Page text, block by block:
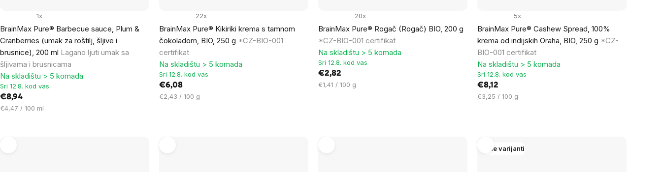
BrainMax Pure® Barbecue sauce, Plum &
Cranberries (umak za roštilj, šljive i
brusnice), 200 ml Lagano ljuti umak sa
šljivama i brusnicama
1x
Na skladištu > 5 komada
Sri 12.8. kod vas
€8,94
Cijena
€4,47 / 100 ml
BrainMax Pure® Kikiriki krema s tamnom
čokoladom, BIO, 250 g *CZ-BIO-001
certifikat
22x
Na skladištu > 5 komada
Sri 12.8. kod vas
€6,08
Cijena
€2,43 / 100 g
BrainMax Pure® Rogač (Rogač) BIO, 200 g
*CZ-BIO-001 certifikat
20x
Na skladištu > 5 komada
Sri 12.8. kod vas
€2,82
Cijena
€1,41 / 100 g
BrainMax Pure® Cashew Spread, 100%
krema od indijskih Oraha, BIO, 250 g *CZ-
BIO-001 certifikat
5x
Na skladištu > 5 komada
Sri 12.8. kod vas
€8,12
Cijena
€3,25 / 100 g
Više varijanti